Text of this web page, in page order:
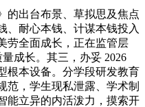
出台布景、草拟思及焦点
、耐心本钱、计谋本钱投入
劳全面成长，正在监管层
成长。其三，办妥 2026
根本设备。分学段研发教育
范，学生现私泄露、学术制
能立异的内活泼力，摸索开